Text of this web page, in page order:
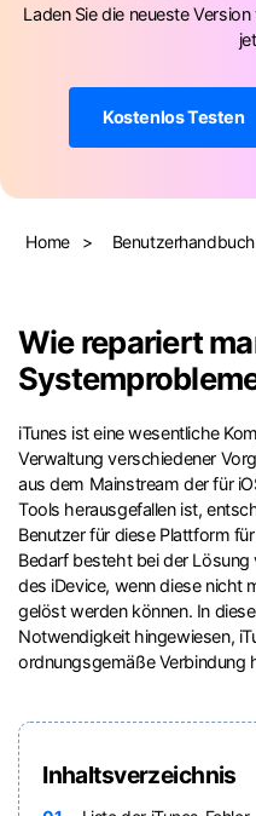
Support
Full Toolkit anzeigen >
Ressourcen & Lernen
Hilfe und Unterstützung
Android 16 FRP-Umgehung
DOWNLOAD
Suchen
Laden Sie die neueste
Kostenlos Testen
Home > Benutzerhandbuch
Wie repariert
iTunes ist eine wesentliche
Verwaltung verschiedener
aus dem Mainstream der für
Tools herausgefallen ist,
Benutzer für diese Plattform
Bedarf besteht bei der
des iDevice, wenn diese nicht
gelöst werden können. In
Notwendigkeit hingewiesen,
ordnungsgemäße Verbindung
Inhaltsverzeichnis